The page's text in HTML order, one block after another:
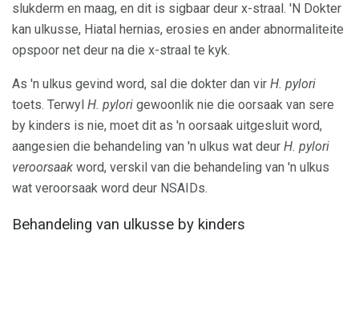
slukderm en maag, en dit is sigbaar deur x-straal. 'N Dokter
kan ulkusse, Hiatal hernias, erosies en ander abnormaliteite
opspoor net deur na die x-straal te kyk.
As 'n ulkus gevind word, sal die dokter dan vir H. pylori
toets. Terwyl H. pylori gewoonlik nie die oorsaak van sere
by kinders is nie, moet dit as 'n oorsaak uitgesluit word,
aangesien die behandeling van 'n ulkus wat deur H. pylori
veroorsaak word, verskil van die behandeling van 'n ulkus
wat veroorsaak word deur NSAIDs.
Behandeling van ulkusse by kinders